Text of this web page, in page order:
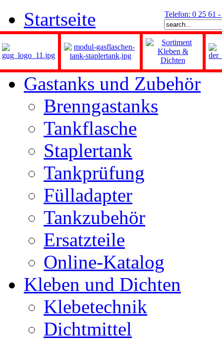
Telefon: 0 25 61
Startseite
Gastanks und Zubehör
Brenngastanks
Tankflasche
Staplertank
Tankprüfung
Fülladapter
Tankzubehör
Ersatzteile
Online-Katalog
Kleben und Dichten
Klebetechnik
Dichtmittel